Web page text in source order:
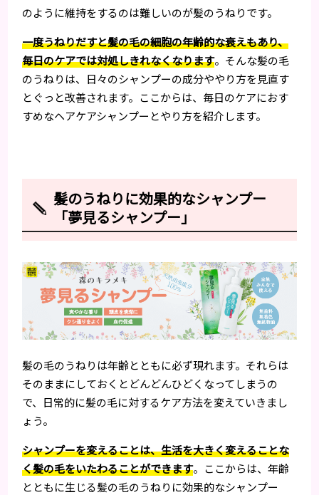
のように維持をするのは難しいのが髪のうねりです。
一度うねりだすと髪の毛の細胞の年齢的な衰えもあり、
毎日のケアでは対処しきれなくなります。そんな髪の毛
のうねりは、日々のシャンプーの成分ややり方を見直す
とぐっと改善されます。ここからは、毎日のケアにおす
すめなヘアケアシャンプーとやり方を紹介します。
髪のうねりに効果的なシャンプー
「夢見るシャンプー」
髪の毛のうねりは年齢とともに必ず現れます。それらは
そのままにしておくとどんどんひどくなってしまうの
で、日常的に髪の毛に対するケア方法を変えていきまし
ょう。
シャンプーを変えることは、生活を大きく変えることな
く髪の毛をいたわることができます。ここからは、年齢
とともに生じる髪の毛のうねりに効果的なシャンプー